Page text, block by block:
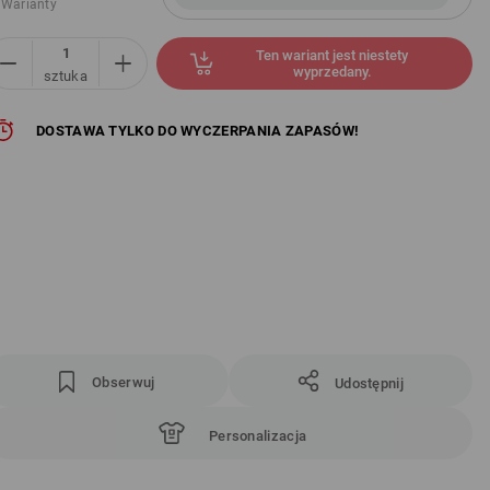
sztuka
Ten wariant jest niestety
wyprzedany.
DOSTAWA TYLKO DO WYCZERPANIA ZAPASÓW!
Obserwuj Udostępnij
Personalizacja